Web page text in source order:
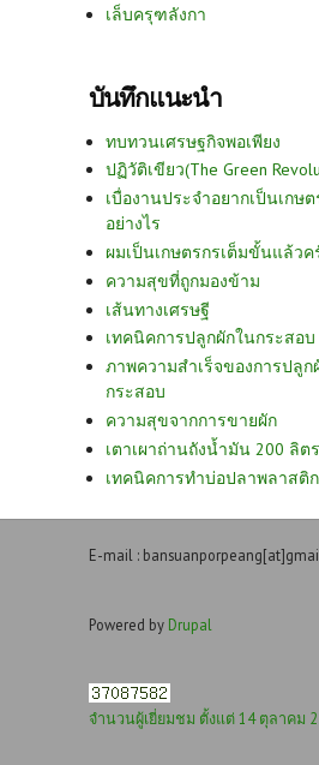
เล็บครุฑลังกา
บันทึกแนะนำ
ทบทวนเศรษฐกิจพอเพียง
ปฏิวัติเขียว(The Green
เบื่องานประจำอยากเป็นเกษ
อย่างไร
ผมเป็นเกษตรกรเต็มขั้นแล้วค
ความสุขที่ถูกมองข้าม
เส้นทางเศรษฐี
เทคนิคการปลูกผักในกระสอบ
ภาพความสำเร็จของการปลูก
กระสอบ
ความสุขจากการขายผัก
เตาเผาถ่านถังน้ำมัน 200 ลิตร
เทคนิคการทำบ่อปลาพลาสติก
E-mail :
Powered by Drupal
จำนวนผู้เยี่ยมชม ตั้งแต่ 14 ตุลาคม